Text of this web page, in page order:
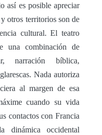
así es posible apreciar
otros territorios son de
cultural. El teatro
una combinación de
narración bíblica,
Nada autoriza
al margen de esa
cuando su vida
contactos con Francia
dinámica occidental